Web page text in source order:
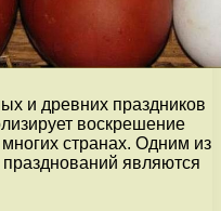
и древних праздников
воскрешение
странах. Одним из
являются